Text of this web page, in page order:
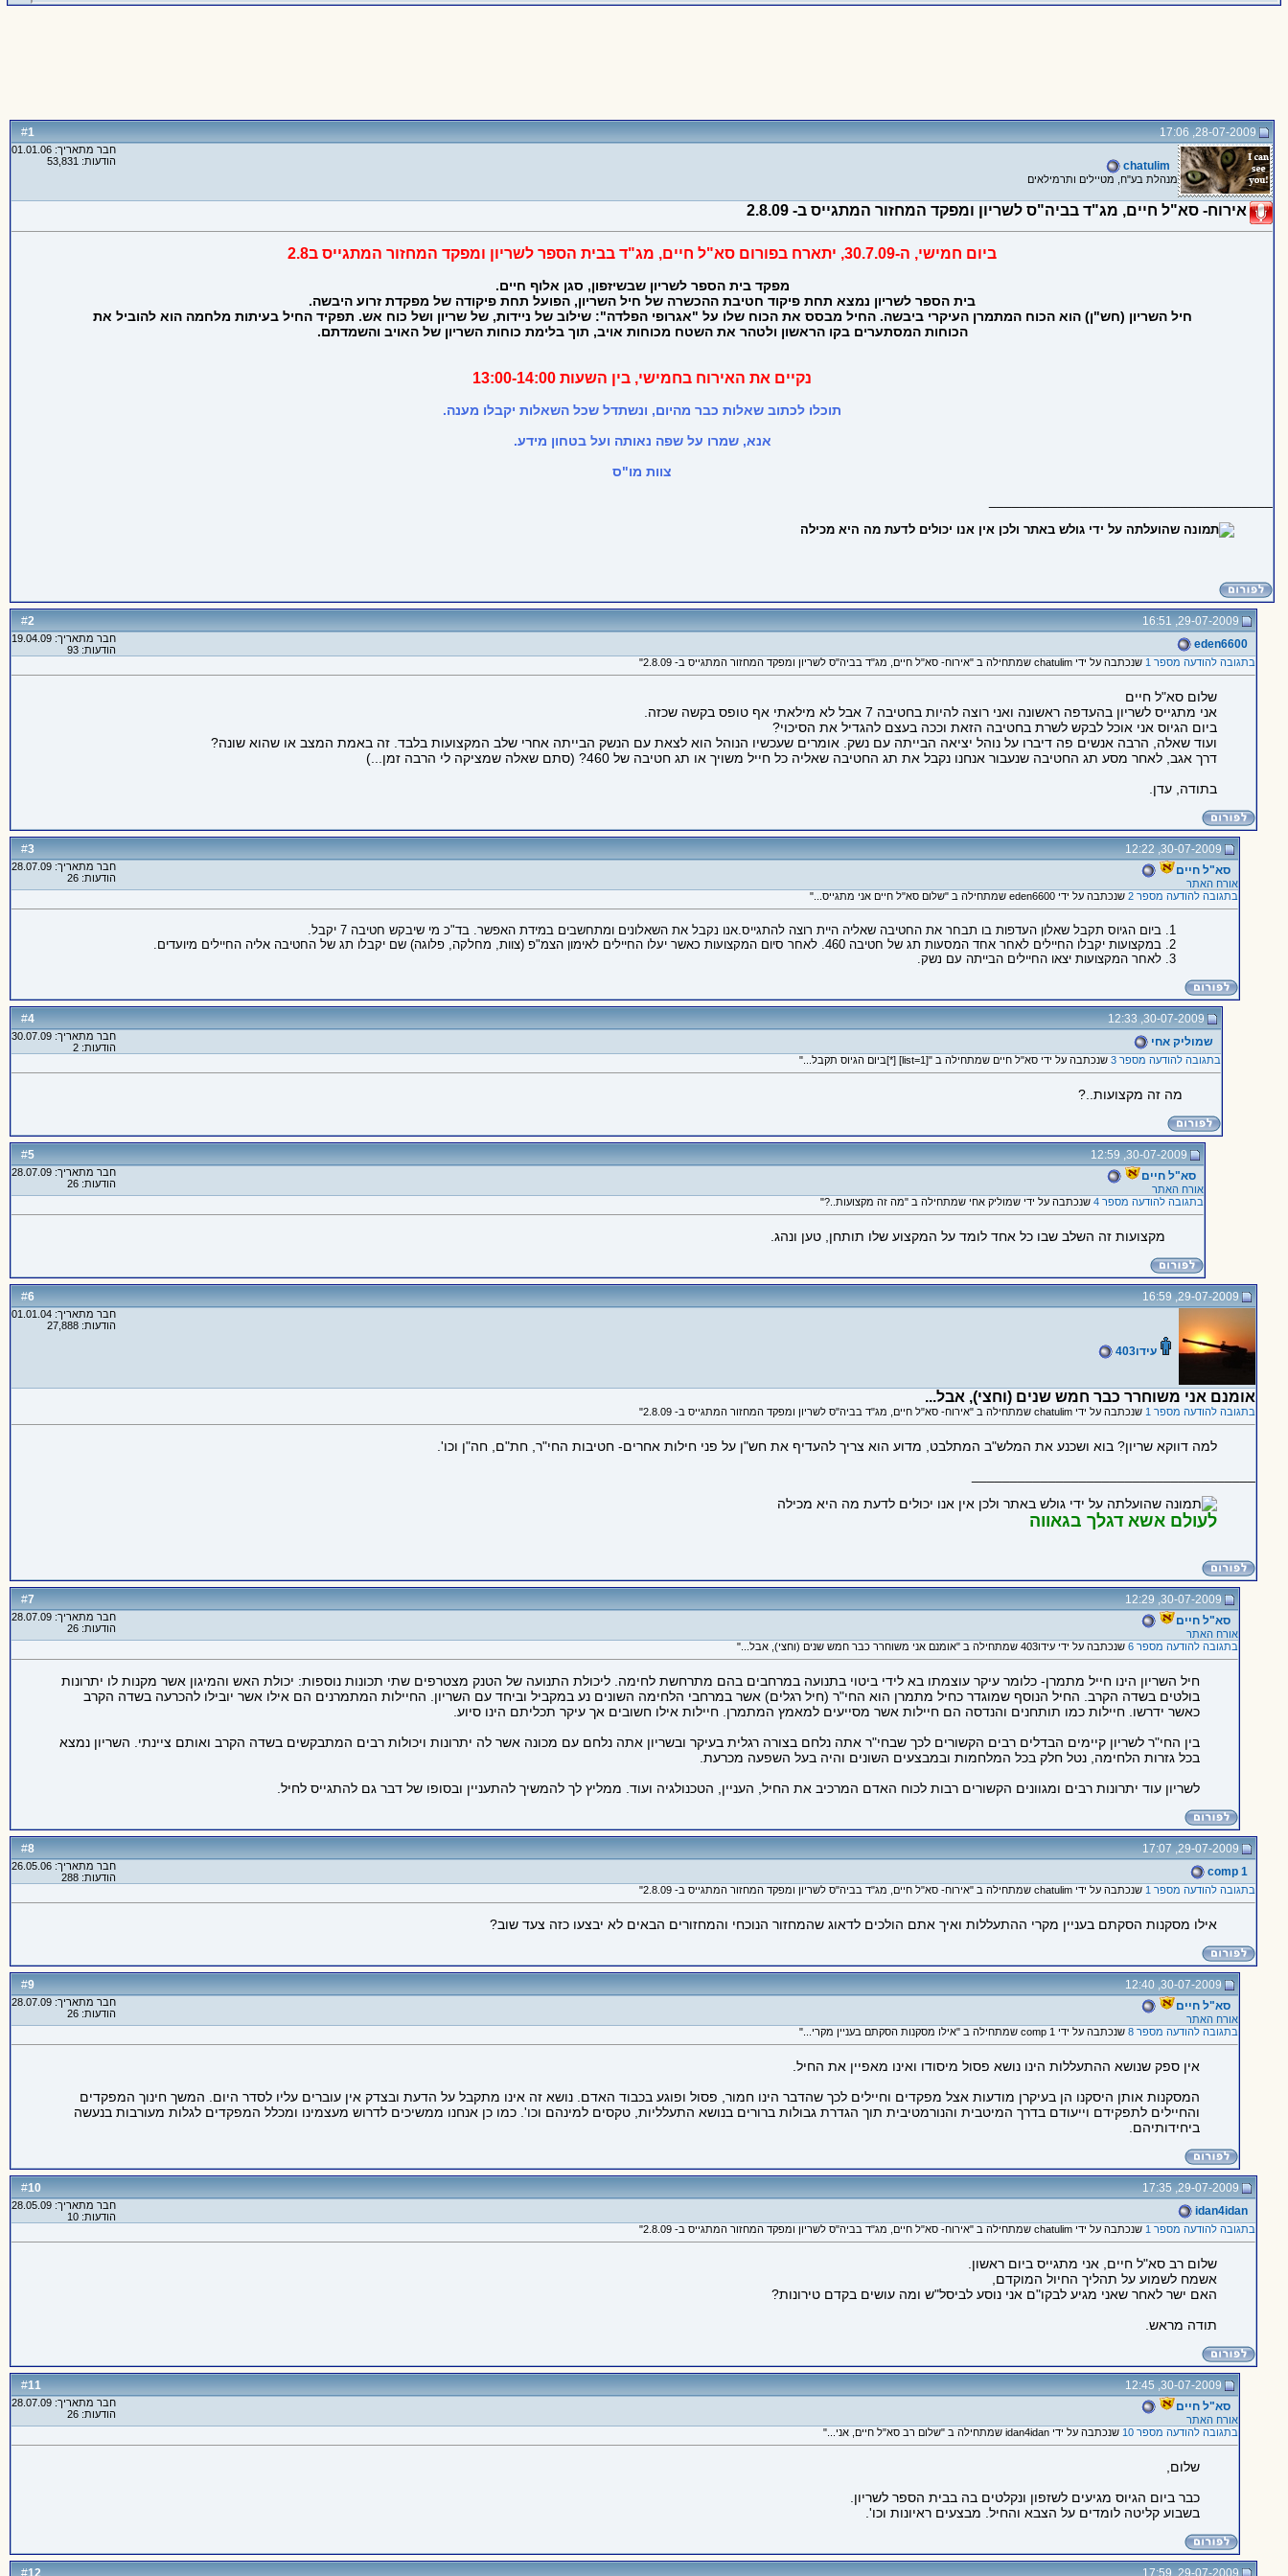
#
1 28-07-2009, 17:06
chatulim
מנהלת בע"ח, מטיילים ותרמילאים
חבר מתאריך: 01.01.06
הודעות: 53,831
אירוח- סא"ל חיים, מג"ד בביה"ס לשריון ומפקד המחזור המתגייס ב- 2.8.09
ביום חמישי, ה-30.7.09, יתארח בפורום סא"ל חיים, מג"ד בבית הספר לשריון ומפקד המחזור המתגייס ב2.8
מפקד בית הספר לשריון שבשיזפון, סגן אלוף חיים.
בית הספר לשריון נמצא תחת פיקוד חטיבת ההכשרה של חיל השריון, הפועל תחת פיקודה של מפקדת זרוע היבשה.
חיל השריון (חש"ן) הוא הכוח המתמרן העיקרי ביבשה. החיל מבסס את הכוח שלו על "אגרופי הפלדה": שילוב של ניידות, של שריון ושל כוח אש. תפקיד החיל בעיתות מלחמה הוא להוביל את
הכוחות המסתערים בקו הראשון ולטהר את השטח מכוחות אויב, תוך בלימת כוחות השריון של האויב והשמדתם.
נקיים את האירוח בחמישי, בין השעות 13:00-14:00
תוכלו לכתוב שאלות כבר מהיום, ונשתדל שכל השאלות יקבלו מענה.
אנא, שמרו על שפה נאותה ועל בטחון מידע.
צוות מו"ס
#
2
29-07-2009, 16:51
eden6600
חבר מתאריך: 19.04.09
הודעות: 93
בתגובה להודעה מספר 1
שנכתבה על ידי chatulim שמתחילה ב "אירוח- סא"ל חיים, מג"ד בביה"ס לשריון ומפקד המחזור המתגייס ב- 2.8.09"
שלום סא"ל חיים
אני מתגייס לשריון בהעדפה ראשונה ואני רוצה להיות בחטיבה 7 אבל לא מילאתי אף טופס בקשה שכזה.
ביום הגיוס אני אוכל לבקש לשרת בחטיבה הזאת וככה בעצם להגדיל את הסיכוי?
ועוד שאלה, הרבה אנשים פה דיברו על נוהל יציאה הבייתה עם נשק. אומרים שעכשיו הנוהל הוא לצאת עם הנשק הבייתה אחרי שלב המקצועות בלבד. זה באמת המצב או שהוא שונה?
דרך אגב, לאחר מסע תג החטיבה שנעבור אנחנו נקבל את תג החטיבה שאליה כל חייל משויך או תג חטיבה של 460? (סתם שאלה שמציקה לי הרבה זמן...)
בתודה, עדן.
#
3
30-07-2009, 12:22
סא"ל חיים
אורח האתר
חבר מתאריך: 28.07.09
הודעות: 26
בתגובה להודעה מספר 2
שנכתבה על ידי eden6600 שמתחילה ב "שלום סא"ל חיים אני מתגייס..."
ביום הגיוס תקבל שאלון העדפות בו תבחר את החטיבה שאליה היית רוצה להתגייס.אנו נקבל את השאלונים ומתחשבים במידת האפשר. בד"כ מי שיבקש חטיבה 7 יקבל.
במקצועות יקבלו החיילים לאחר אחד המסעות תג של חטיבה 460. לאחר סיום המקצועות כאשר יעלו החיילים לאימון הצמ"פ (צוות, מחלקה, פלוגה) שם יקבלו תג של החטיבה אליה החיילים מיועדים.
לאחר המקצועות יצאו החיילים הבייתה עם נשק.
#
4
30-07-2009, 12:33
שמוליק אחי
חבר מתאריך: 30.07.09
הודעות: 2
בתגובה להודעה מספר 3
שנכתבה על ידי סא"ל חיים שמתחילה ב "[list=1] [*]ביום הגיוס תקבל..."
מה זה מקצועות..?
#
5
30-07-2009, 12:59
סא"ל חיים
אורח האתר
חבר מתאריך: 28.07.09
הודעות: 26
בתגובה להודעה מספר 4
שנכתבה על ידי שמוליק אחי שמתחילה ב "מה זה מקצועות..?"
מקצועות זה השלב שבו כל אחד לומד על המקצוע שלו תותחן, טען ונהג.
#
6 29-07-2009, 16:59
עידו403
חבר מתאריך: 01.01.04
הודעות: 27,888
אומנם אני משוחרר כבר חמש שנים (וחצי), אבל...
בתגובה להודעה מספר 1 שנכתבה על ידי chatulim שמתחילה ב "אירוח- סא"ל חיים, מג"ד בביה"ס לשריון ומפקד המחזור המתגייס ב- 2.8.09"
למה דווקא שריון? בוא ושכנע את המלש"ב המתלבט, מדוע הוא צריך להעדיף את חש"ן על פני חילות אחרים- חטיבות החי"ר, חת"ם, חה"ן וכו'.
לעולם אשא דגלך בגאווה
#
7
30-07-2009, 12:29
סא"ל חיים
אורח האתר
חבר מתאריך: 28.07.09
הודעות: 26
בתגובה להודעה מספר 6
שנכתבה על ידי עידו403 שמתחילה ב "אומנם אני משוחרר כבר חמש שנים (וחצי), אבל..."
חיל השריון הינו חייל מתמרן- כלומר עיקר עוצמתו בא לידי ביטוי בתנועה במרחבים בהם מתרחשת לחימה. ליכולת התנועה של הטנק מצטרפים שתי תכונות נוספות: יכולת האש והמיגון אשר מקנות לו יתרונות
בולטים בשדה הקרב. החיל הנוסף שמוגדר כחיל מתמרן הוא החי"ר (חיל רגלים) אשר במרחבי הלחימה השונים נע במקביל וביחד עם השריון. החיילות המתמרנים הם אילו אשר יובילו להכרעה בשדה הקרב
כאשר ידרשו. חיילות כמו תותחנים והנדסה הם חיילות אשר מסייעים למאמץ המתמרן. חיילות אילו חשובים אך עיקר תכליתם הינו סיוע.
בין החי"ר לשריון קיימים הבדלים רבים הקשורים לכך שבחי"ר אתה נלחם בצורה רגלית בעיקר ובשריון אתה נלחם עם מכונה אשר לה יתרונות ויכולות רבים המתבקשים בשדה הקרב ואותם ציינתי. השריון נמצא
בכל גזרות הלחימה, נטל חלק בכל המלחמות ובמבצעים השונים והיה בעל השפעה מכרעת.
לשריון עוד יתרונות רבים ומגוונים הקשורים רבות לכוח האדם המרכיב את החיל, העניין, הטכנולגיה ועוד. ממליץ לך להמשיך להתעניין ובסופו של דבר גם להתגייס לחיל.
#
8
29-07-2009, 17:07
comp 1
חבר מתאריך: 26.05.06
הודעות: 288
בתגובה להודעה מספר 1
שנכתבה על ידי chatulim שמתחילה ב "אירוח- סא"ל חיים, מג"ד בביה"ס לשריון ומפקד המחזור המתגייס ב- 2.8.09"
אילו מסקנות הסקתם בעניין מקרי ההתעללות ואיך אתם הולכים לדאוג שהמחזור הנוכחי והמחזורים הבאים לא יבצעו כזה צעד שוב?
#
9
30-07-2009, 12:40
סא"ל חיים
אורח האתר
חבר מתאריך: 28.07.09
הודעות: 26
בתגובה להודעה מספר 8
שנכתבה על ידי comp 1 שמתחילה ב "אילו מסקנות הסקתם בעניין מקרי..."
אין ספק שנושא ההתעללות הינו נושא פסול מיסודו ואינו מאפיין את החיל.
המסקנות אותן היסקנו הן בעיקרן מודעות אצל מפקדים וחיילים לכך שהדבר הינו חמור, פסול ופוגע בכבוד האדם. נושא זה אינו מתקבל על הדעת ובצדק אין עוברים עליו לסדר היום. המשך חינוך המפקדים
והחיילים לתפקידם וייעודם בדרך המיטבית והנורמטיבית תוך הגדרת גבולות ברורים בנושא התעלליות, טקסים למינהם וכו'. כמו כן אנחנו ממשיכים לדרוש מעצמינו ומכלל המפקדים לגלות מעורבות בנעשה
ביחידותיהם.
#
10
29-07-2009, 17:35
idan4idan
חבר מתאריך: 28.05.09
הודעות: 10
בתגובה להודעה מספר 1
שנכתבה על ידי chatulim שמתחילה ב "אירוח- סא"ל חיים, מג"ד בביה"ס לשריון ומפקד המחזור המתגייס ב- 2.8.09"
שלום רב סא"ל חיים, אני מתגייס ביום ראשון.
אשמח לשמוע על תהליך החיול המוקדם,
האם ישר לאחר שאני מגיע לבקו"ם אני נוסע לביסל"ש ומה עושים בקדם טירונות?
תודה מראש.
#
11
30-07-2009, 12:45
סא"ל חיים
אורח האתר
חבר מתאריך: 28.07.09
הודעות: 26
בתגובה להודעה מספר 10
שנכתבה על ידי idan4idan שמתחילה ב "שלום רב סא"ל חיים, אני..."
שלום,
כבר ביום הגיוס מגיעים לשזפון ונקלטים בה בבית הספר לשריון.
בשבוע קליטה לומדים על הצבא והחיל. מבצעים ראיונות וכו'.
12 29-07-2009, 17:59